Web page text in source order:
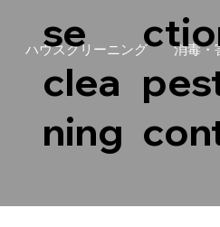
ハウスクリーニング 消毒・
se
clea
ning